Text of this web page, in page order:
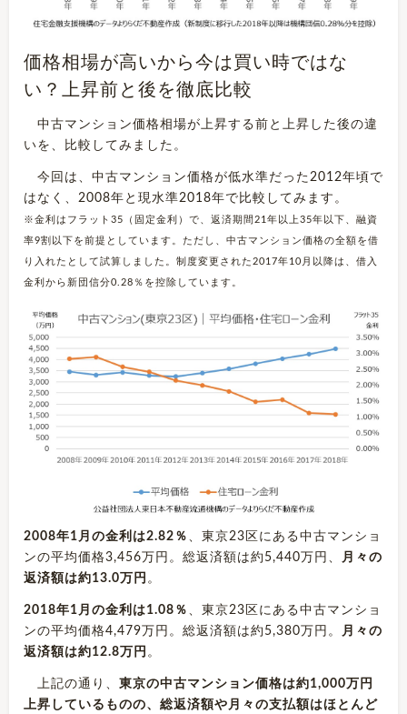
価格相場が高いから今は買い時ではな
い？上昇前と後を徹底比較
中古マンション価格相場が上昇する前と上昇した後の違
いを、比較してみました。
今回は、中古マンション価格が低水準だった2012年頃で
はなく、2008年と現水準2018年で比較してみます。
※金利はフラット35（固定金利）で、返済期間21年以上35年以下、融資
率9割以下を前提としています。ただし、中古マンション価格の全額を借
り入れたとして試算しました。制度変更された2017年10月以降は、借入
金利から新団信分0.28％を控除しています。
2008年1月の金利は2.82％ 、東京23区にある中古マンショ
ンの平均価格3,456万円。総返済額は約5,440万円、
月々の
返済額は約13.0万円 。
2018年1月の金利は1.08％ 、東京23区にある中古マンショ
ンの平均価格4,479万円。総返済額は約5,380万円。
月々の
返済額は約12.8万円 。
上記の通り、 東京の中古マンション価格は約1,000万円
上昇しているものの、総返済額や月々の支払額はほとんど